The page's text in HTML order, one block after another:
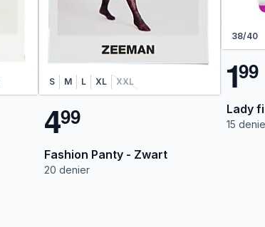
S M L XL XXL
499
Fashion Panty - Zwart
20 denier
38/40
199
Lady
15